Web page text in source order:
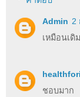
Admin 2
เหมือนเดิ
ชอบมาก